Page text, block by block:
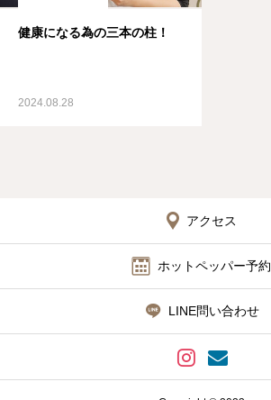
健康になる為の三本の柱！
2024.08.28
アクセス
ホットペッパー予約
LINE問い合わせ